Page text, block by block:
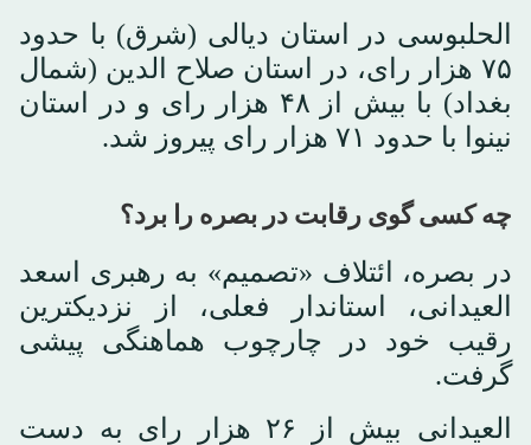
الحلبوسی در استان دیالی (شرق) با حدود
۷۵ هزار رای، در استان صلاح الدین (شمال
بغداد) با بیش از ۴۸ هزار رای و در استان
نینوا با حدود ۷۱ هزار رای پیروز شد.
چه کسی گوی رقابت در بصره را برد؟
در بصره، ائتلاف «تصمیم» به رهبری اسعد
العیدانی، استاندار فعلی، از نزدیکترین
رقیب خود در چارچوب هماهنگی پیشی
گرفت.
العیدانی بیش از ۲۶ هزار رای به دست